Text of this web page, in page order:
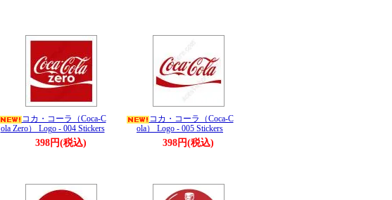
コカ・コーラ（Coca-C
ola Zero） Logo - 004 Stickers
398円(税込)
コカ・コーラ（Coca-C
ola） Logo - 005 Stickers
398円(税込)